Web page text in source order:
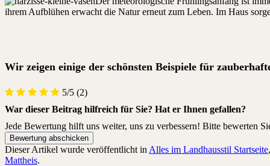
ihrem Aufblühen erwacht die Natur erneut zum Leben. Im Haus
Wir zeigen einige der schönsten Beispiele für
5/5 (2)
War dieser Beitrag hilfreich für Sie? Hat er Ihnen gefallen?
Jede Bewertung hilft uns weiter, uns zu verbessern! Bitte bewerten
Dieser Artikel wurde veröffentlicht in Alles im Landhausstil Startseite
Mattheis.